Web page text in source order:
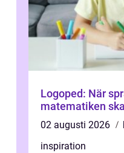
Logoped: När
matematiken
02 augusti 2026
inspiration